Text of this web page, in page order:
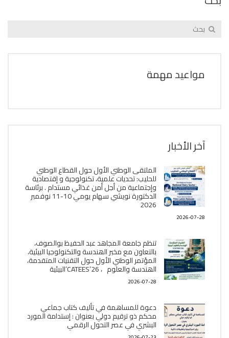
مواعيد مهمة
آخر الأخبار
الملتقى الوطني الأول حول القطاع الوطني
للحليب: تحديات علمية، تكنولوجية و إقتصادية
وإجتماعية من أجل أمن غذائي مستدام . برئاسة
الدكتورة نويشي سهام يومي 10-11 نوفمبر
2026
2026-07-28
تنظم جامعة المجاهد عبد الحفيظ بوالصوف،
بالتعاون مع مخبر الھندسة والتكنولوجيا البیئیة،
المؤتمر الوطني الأول حول التقنيات المتقدمة،
الھندسة والعلوم ، CATEES’26’البیئية
2026-07-28
دعوة للمساهمة في تأليف كتاب جماعي
محكم ذو ترقيم دولي بعنوان : إستدامة المورد
البشري في عصر التحول الرقمي